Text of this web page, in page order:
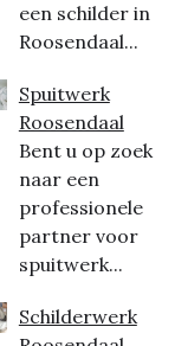
een schilder in
Roosendaal...
Spuitwerk
Roosendaal
Bent u op zoek
naar een
professionele
partner voor
spuitwerk...
Schilderwerk